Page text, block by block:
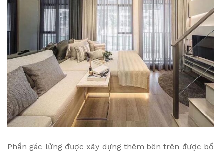
Phần gác lửng được xây dựng thêm bên trên được bố